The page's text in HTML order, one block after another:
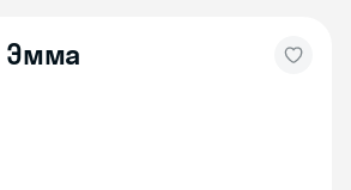
Эмма